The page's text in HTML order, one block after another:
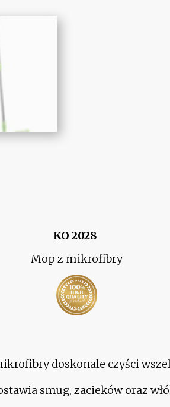
KO 2028
Mop z mikrofibry
doskonale czyści
smug, zacieków oraz